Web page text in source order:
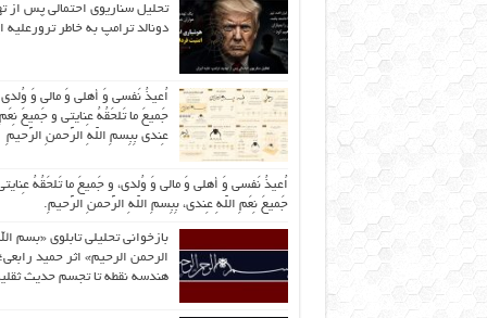
تحلیل سناریوی احتمالی پس از
دونالد ترامپ به خاطر ترورعلیه
اُعیذُ نَفسی وَ أهلی وَ مالی وَ
جَمیعَ ما تَلحَقُهُ عِنایتی و جَمیعَ نِعَمِ
عِندی بِبِسمِ اللّهِ الرَّحمنِ الرَّحیمِ
اُعیذُ نَفسی وَ أهلی وَ مالی وَ وُلدی، و جَمیعَ ما تَلحَقُهُ
جَمیعَ نِعَمِ اللّهِ عِندی، بِبِسمِ اللّهِ الرَّحمنِ الرَّحیمِ.
بازخوانی تحلیلی تابلوی «بسم
الرحمن الرحیم» اثر حمید رابعی؛
هندسه نقطه تا تجسم حدیث